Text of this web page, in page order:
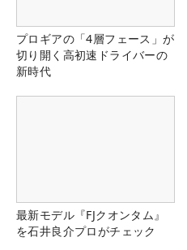
プロギアの「4層フェース」が
切り開く高初速ドライバーの
新時代
最新モデル『FJクオンタム』
を石井良介プロがチェック